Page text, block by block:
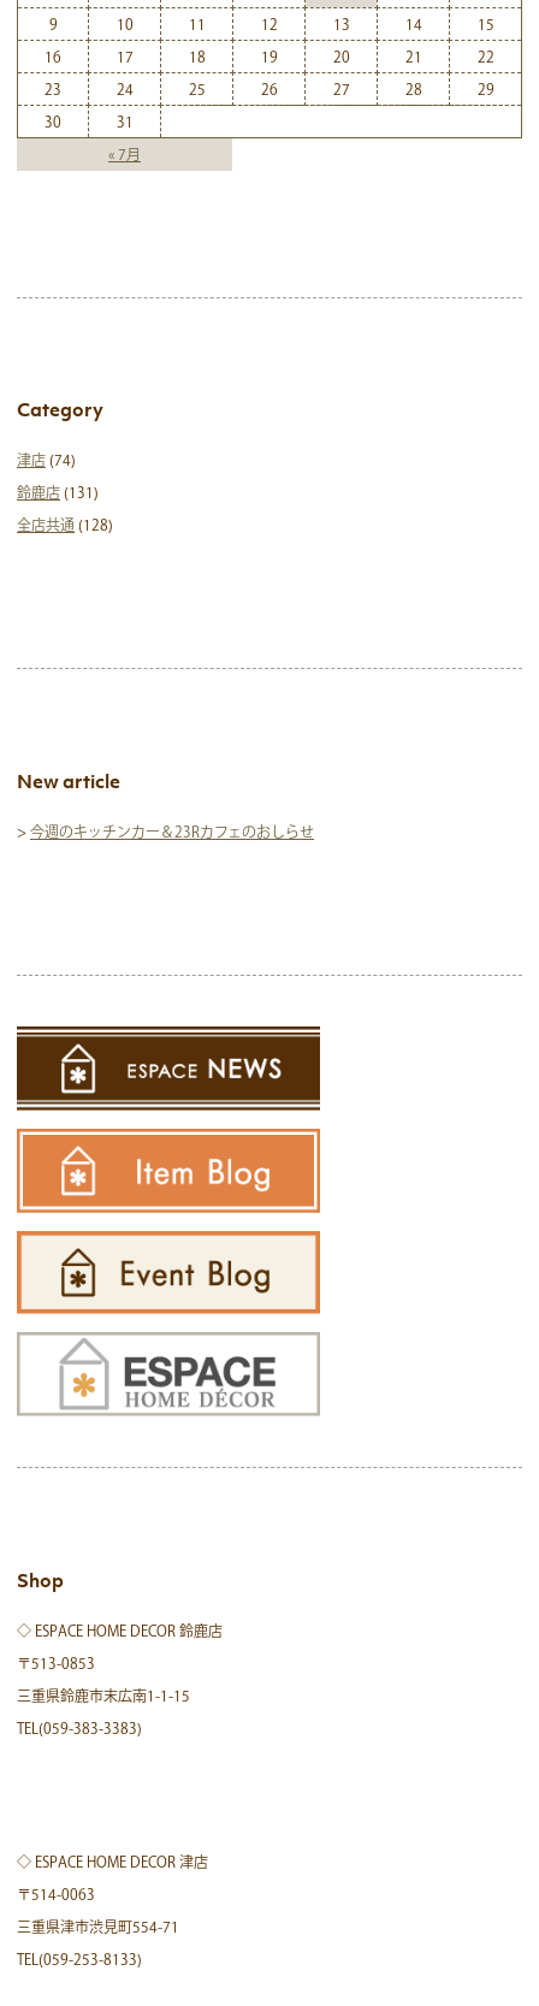
« 7月
9 10 11 12 13 14 15
16 17 18 19 20 21 22
23 24 25 26 27 28 29
30 31
Category
津店 (74)
鈴鹿店 (131)
全店共通 (128)
New article
>今週のキッチンカー＆23Rカフェのおしらせ
Shop
◇ ESPACE HOME DECOR 鈴鹿店
〒513-0853
三重県鈴鹿市末広南1-1-15
TEL(059-383-3383)
◇ ESPACE HOME DECOR 津店
〒514-0063
三重県津市渋見町554-71
TEL(059-253-8133)